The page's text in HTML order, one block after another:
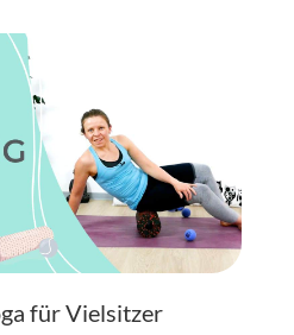
für Vielsitzer